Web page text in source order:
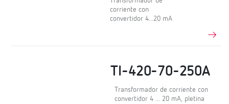
corriente con
convertidor 4...20 mA
TI-420-70-250A
Transformador de corriente con
convertidor 4 ... 20 mA, pletina